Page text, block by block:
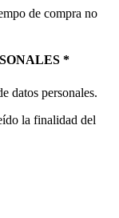
de compra no
*
datos personales.
la finalidad del